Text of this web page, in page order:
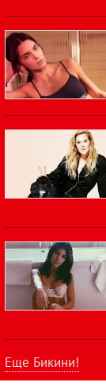
Еще Бикини!